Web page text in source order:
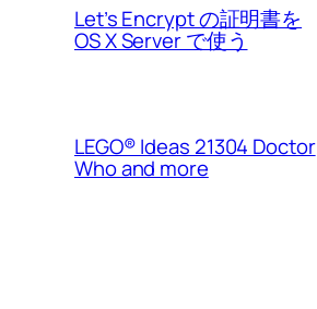
Let’s Encrypt の証明書を
OS X Server で使う
LEGO® Ideas 21304 Doctor
Who and more